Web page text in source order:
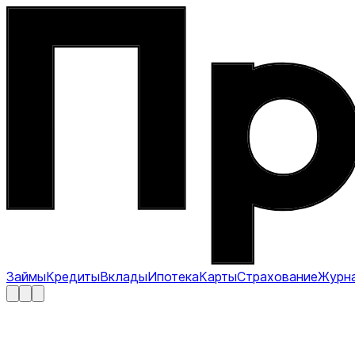
ЗаймыКредитыВкладыИпотекаКартыСтрахование